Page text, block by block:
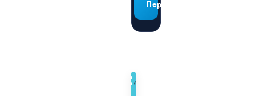
Перевірити адресу